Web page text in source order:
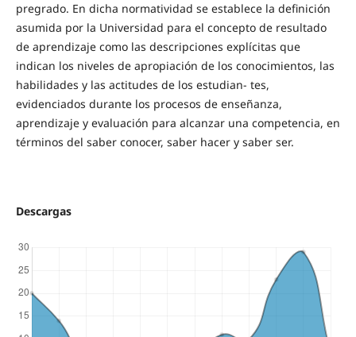
pregrado. En dicha normatividad se establece la definición
asumida por la Universidad para el concepto de resultado
de aprendizaje como las descripciones explícitas que
indican los niveles de apropiación de los conocimientos, las
habilidades y las actitudes de los estudian- tes,
evidenciados durante los procesos de enseñanza,
aprendizaje y evaluación para alcanzar una competencia, en
términos del saber conocer, saber hacer y saber ser.
Descargas